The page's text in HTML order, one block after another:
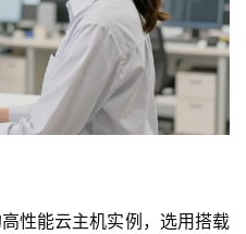
性能云主机实例，选用搭载